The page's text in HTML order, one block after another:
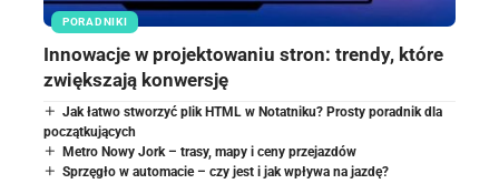
PORADNIKI
Innowacje w projektowaniu stron: trendy, które
zwiększają konwersję
Jak łatwo stworzyć plik HTML w Notatniku? Prosty poradnik dla
początkujących
Metro Nowy Jork – trasy, mapy i ceny przejazdów
Sprzęgło w automacie – czy jest i jak wpływa na jazdę?